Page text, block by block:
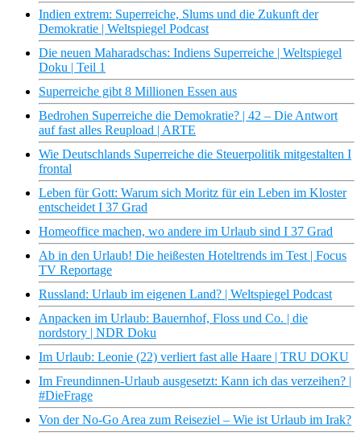
Indien extrem: Superreiche, Slums und die Zukunft der
Demokratie | Weltspiegel Podcast
Die neuen Maharadschas: Indiens Superreiche | Weltspiegel
Doku | Teil 1
Superreiche gibt 8 Millionen Essen aus
Bedrohen Superreiche die Demokratie? | 42 – Die Antwort
auf fast alles Reupload | ARTE
Wie Deutschlands Superreiche die Steuerpolitik mitgestalten I
frontal
Leben für Gott: Warum sich Moritz für ein Leben im Kloster
entscheidet I 37 Grad
Homeoffice machen, wo andere im Urlaub sind I 37 Grad
Ab in den Urlaub! Die heißesten Hoteltrends im Test | Focus
TV Reportage
Russland: Urlaub im eigenen Land? | Weltspiegel Podcast
Anpacken im Urlaub: Bauernhof, Floss und Co. | die
nordstory | NDR Doku
Im Urlaub: Leonie (22) verliert fast alle Haare | TRU DOKU
Im Freundinnen-Urlaub ausgesetzt: Kann ich das verzeihen? |
#DieFrage
Von der No-Go Area zum Reiseziel – Wie ist Urlaub im Irak?